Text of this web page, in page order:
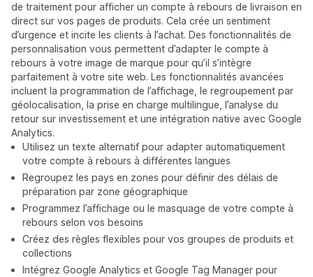
de traitement pour afficher un compte à rebours de livraison en
direct sur vos pages de produits. Cela crée un sentiment
d’urgence et incite les clients à l’achat. Des fonctionnalités de
personnalisation vous permettent d’adapter le compte à
rebours à votre image de marque pour qu’il s’intègre
parfaitement à votre site web. Les fonctionnalités avancées
incluent la programmation de l’affichage, le regroupement par
géolocalisation, la prise en charge multilingue, l’analyse du
retour sur investissement et une intégration native avec Google
Analytics.
Utilisez un texte alternatif pour adapter automatiquement
votre compte à rebours à différentes langues
Regroupez les pays en zones pour définir des délais de
préparation par zone géographique
Programmez l’affichage ou le masquage de votre compte à
rebours selon vos besoins
Créez des règles flexibles pour vos groupes de produits et
collections
Intégrez Google Analytics et Google Tag Manager pour